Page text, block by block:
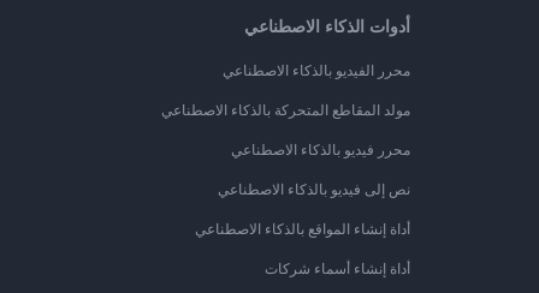
أدوات الذكاء الاصطناعي
محرر الفيديو بالذكاء الاصطناعي
مولد المقاطع المتحركة بالذكاء الاصطناعي
محرر فيديو بالذكاء الاصطناعي
نص إلى فيديو بالذكاء الاصطناعي
أداة إنشاء المواقع بالذكاء الاصطناعي
أداة إنشاء أسماء شركات